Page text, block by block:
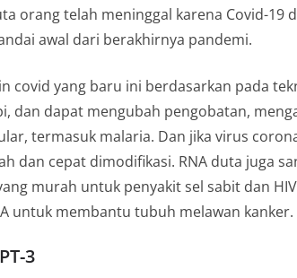
orang telah meninggal karena Covid-
awal dari berakhirnya pandemi.
covid yang baru ini berdasarkan pada
dan dapat mengubah pengobatan,
termasuk malaria. Dan jika virus
dan cepat dimodifikasi. RNA duta juga
murah untuk penyakit sel sabit dan
untuk membantu tubuh melawan kanker.
3